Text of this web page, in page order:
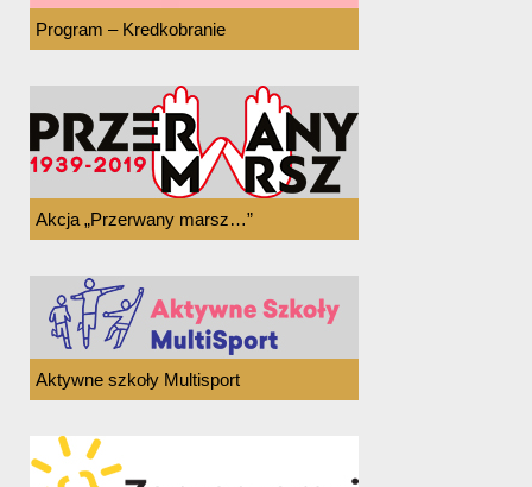
Program – Kredkobranie
Akcja „Przerwany marsz…”
Aktywne szkoły Multisport